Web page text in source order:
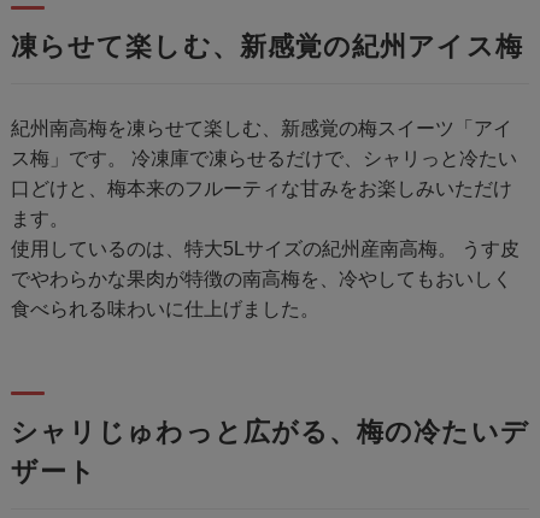
凍らせて楽しむ、新感覚の紀州アイス梅
紀州南高梅を凍らせて楽しむ、新感覚の梅スイーツ「アイ
ス梅」です。 冷凍庫で凍らせるだけで、シャリっと冷たい
口どけと、梅本来のフルーティな甘みをお楽しみいただけ
ます。
使用しているのは、特大5Lサイズの紀州産南高梅。 うす皮
でやわらかな果肉が特徴の南高梅を、冷やしてもおいしく
食べられる味わいに仕上げました。
シャリじゅわっと広がる、梅の冷たいデ
ザート